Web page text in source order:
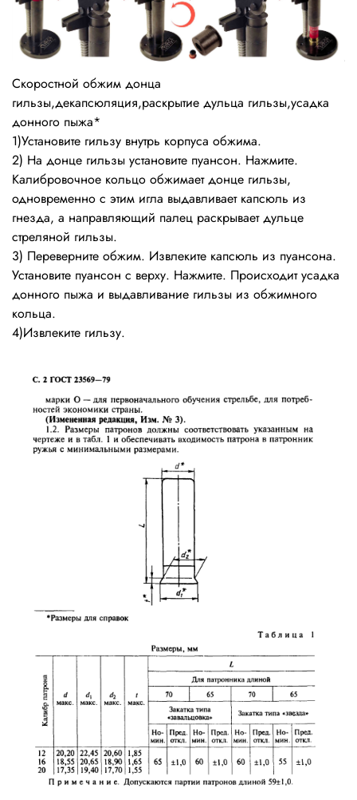
Скоростной обжим донца
гильзы,декапсюляция,раскрытие дульца гильзы,усадка
донного пыжа*
1)Установите гильзу внутрь корпуса обжима.
2) На донце гильзы установите пуансон. Нажмите.
Калибровочное кольцо обжимает донце гильзы,
одновременно с этим игла выдавливает капсюль из
гнезда, а направляющий палец раскрывает дульце
стреляной гильзы.
3) Переверните обжим. Извлеките капсюль из пуансона.
Установите пуансон с верху. Нажмите. Происходит усадка
донного пыжа и выдавливание гильзы из обжимного
кольца.
4)Извлеките гильзу.